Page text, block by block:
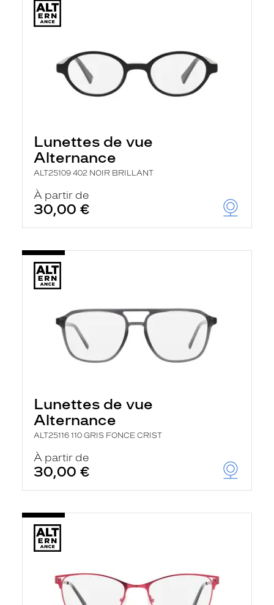
Lunettes de vue
Alternance
ALT25109 402 NOIR BRILLANT
À partir de
30,00 €
Lunettes de vue
Alternance
ALT25116 110 GRIS FONCE CRIST
À partir de
30,00 €